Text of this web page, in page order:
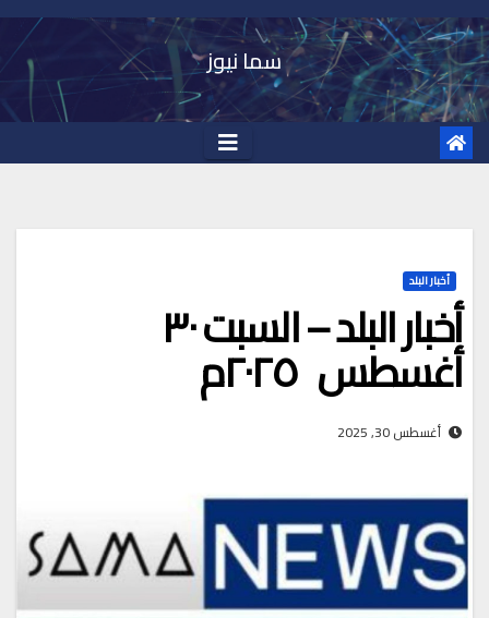
Skip
to
content
سما نيوز
أخبار البلد
أخبار البلد – السبت ٣٠
أغسطس ٢٠٢٥م
أغسطس 30, 2025